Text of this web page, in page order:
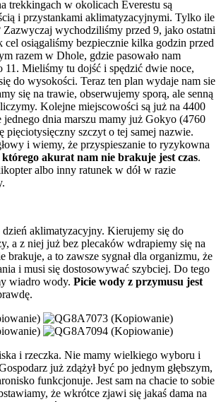
trekkingach w okolicach Everestu są
i przystankami aklimatyzacyjnymi. Tylko ile
Zazwyczaj wychodziliśmy przed 9, jako ostatni
cel osiągaliśmy bezpiecznie kilka godzin przed
razem w Dhole, gdzie pasowało nam
11. Mieliśmy tu dojść i spędzić dwie noce,
do wysokości. Teraz ten plan wydaje nam sie
się na trawie, obserwujemy sporą, ale senną
Kolejne miejscowości są już na 4400
jednego dnia marszu mamy już Gokyo (4760
pięciotysięczny szczyt o tej samej nazwie.
i wiemy, że przyspieszanie to ryzykowna
którego akurat nam nie brakuje jest czas.
albo inny ratunek w dół w razie
dzień aklimatyzacyjny. Kierujemy się do
a z niej już bez plecaków wdrapiemy się na
brakuje, a to zawsze sygnał dla organizmu, że
i musi się dostosowywać szybciej. Do tego
wiadro wody. Picie wody z przymusu jest
i rzeczka. Nie mamy wielkiego wyboru i
już zdążył być po jednym głębszym,
funkcjonuje. Jest sam na chacie to sobie
że wkrótce zjawi się jakaś dama na